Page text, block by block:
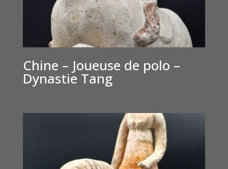
Chine – Joueuse de polo –
Dynastie Tang